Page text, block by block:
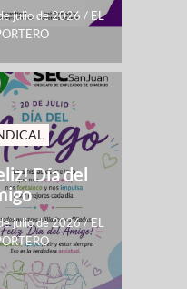
julio de 2026 / EL
Día del
julio de 2026/EL